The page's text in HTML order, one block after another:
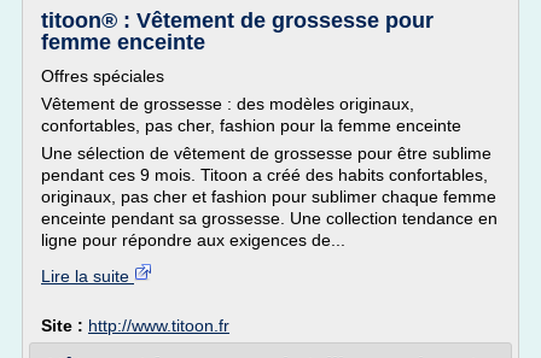
titoon® : Vêtement de grossesse pour
femme enceinte
Offres spéciales
Vêtement de grossesse : des modèles originaux,
confortables, pas cher, fashion pour la femme enceinte
Une sélection de vêtement de grossesse pour être sublime
pendant ces 9 mois. Titoon a créé des habits confortables,
originaux, pas cher et fashion pour sublimer chaque femme
enceinte pendant sa grossesse. Une collection tendance en
ligne pour répondre aux exigences de...
Lire la suite
Site : http://www.titoon.fr